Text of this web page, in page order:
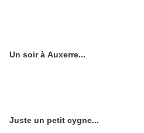
Un soir à Auxerre...
Juste un petit cygne...